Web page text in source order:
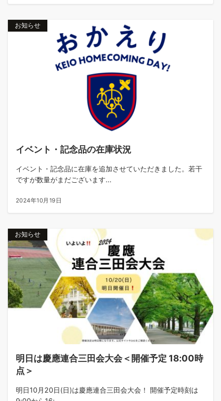
お知らせ
イベント・記念品の在庫状況
イベント・記念品に在庫を追加させていただきました。若干
ですが数量がまだございます...
2024年10月19日
お知らせ
明日は慶應連合三田会大会＜開催予定 18:00時
点＞
明日10月20日(日)は慶應連合三田会大会！ 開催予定時刻は